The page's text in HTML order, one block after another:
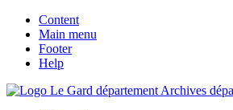
Content
Main menu
Footer
Help
Archives